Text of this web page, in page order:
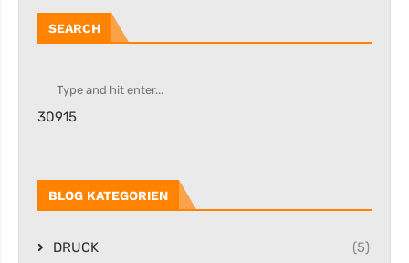
SEARCH
30915
BLOG KATEGORIEN
DRUCK (5)